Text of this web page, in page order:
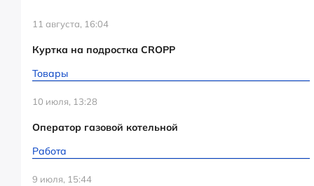
11 августа, 16:04
Куртка на подростка CROPP
Товары
10 июля, 13:28
Оператор газовой котельной
Работа
9 июля, 15:44